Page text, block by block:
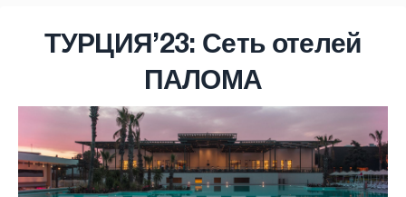
ТУРЦИЯ’23: Сеть отелей
ПАЛОМА